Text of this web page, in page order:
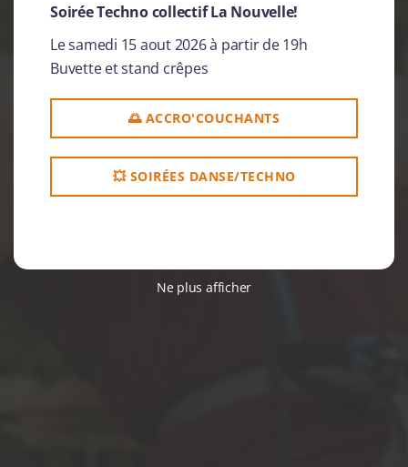
Soirée Techno collectif La Nouvelle!
Le samedi 15 aout 2026 à partir de 19h
Buvette et stand crêpes
🌅 ACCRO'COUCHANTS
💥 SOIRÉES DANSE/TECHNO
Ne plus afficher